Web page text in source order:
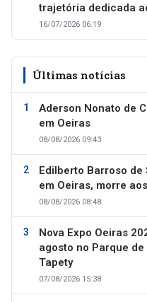
trajetória dedicada
16/07/2026 06:19
Últimas notícias
Aderson Nonato de
em Oeiras
08/08/2026 09:43
Edilberto Barroso de
em Oeiras, morre
08/08/2026 08:48
Nova Expo Oeiras
agosto no Parque
Tapety
07/08/2026 15:38